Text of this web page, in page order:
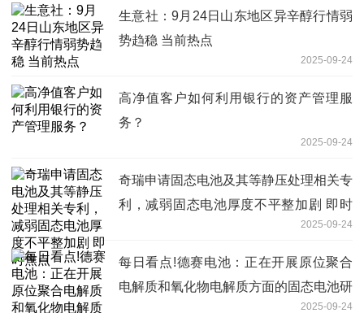
生意社：9月24日山东地区异辛醇行情弱
势趋稳 当前热点
2025-09-24
高净值客户如何利用银行的资产管理服
务？
2025-09-24
奇瑞申请固态电池及其等静压处理相关专
利，减弱固态电池厚度不平整加剧 即时
2025-09-24
每日看点!德赛电池：正在开展原位聚合
电解质和氧化物电解质方面的固态电池研
2025-09-24